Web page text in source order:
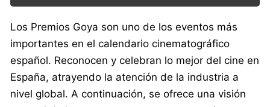
Los Premios Goya son uno de los eventos más
importantes en el calendario cinematográfico
español. Reconocen y celebran lo mejor del cine en
España, atrayendo la atención de la industria a
nivel global. A continuación, se ofrece una visión